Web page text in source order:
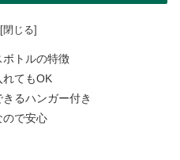
トルの特徴
れてもOK
るハンガー付き
ので安心